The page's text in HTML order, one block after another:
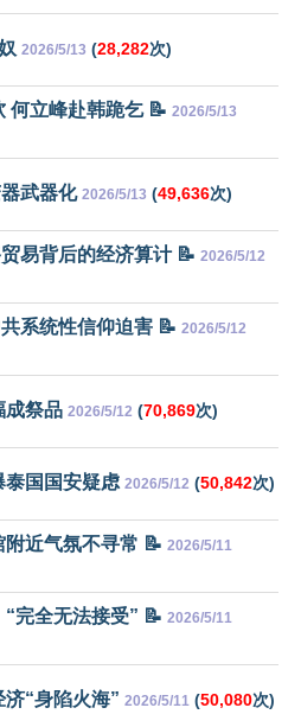
2026/5/13 (28,282次)
何立峰赴韩跪乞 📝 2026/5/13
武器化 2026/5/13 (49,636次)
易背后的经济算计 📝 2026/5/12
系统性信仰迫害 📝 2026/5/12
成祭品 2026/5/12 (70,869次)
泰国国安疑虑 2026/5/12 (50,842次)
近气氛不寻常 📝 2026/5/11
完全无法接受” 📝 2026/5/11
“身陷火海” 2026/5/11 (50,080次)